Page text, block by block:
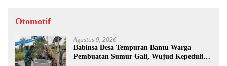
Otomotif
Agustus 9, 2026
Babinsa Desa Tempuran Bantu Warga
Pembuatan Sumur Gali, Wujud Kepedulian